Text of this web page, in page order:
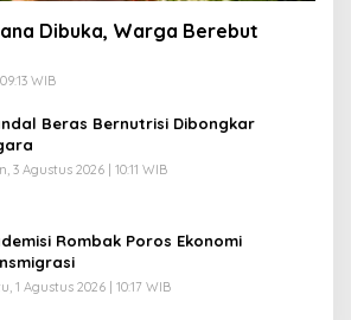
Dibuka, Warga Berebut
WIB
Beras Bernutrisi Dibongkar
3 Agustus 2026 | 10:11 WIB
Rombak Poros Ekonomi
1 Agustus 2026 | 10:17 WIB